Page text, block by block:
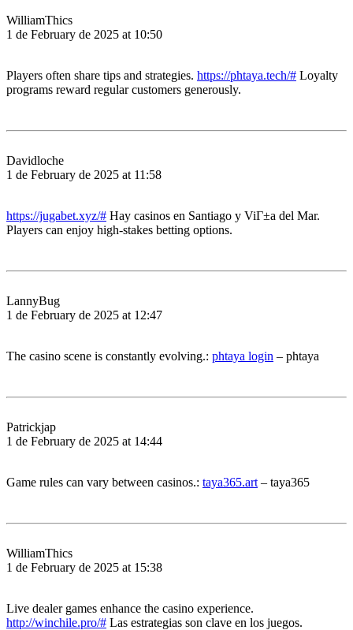
WilliamThics
1 de February de 2025 at 10:50
Players often share tips and strategies. https://phtaya.tech/# Loyalty
programs reward regular customers generously.
Davidloche
1 de February de 2025 at 11:58
https://jugabet.xyz/# Hay casinos en Santiago y ViГ±a del Mar.
Players can enjoy high-stakes betting options.
LannyBug
1 de February de 2025 at 12:47
The casino scene is constantly evolving.: phtaya login – phtaya
Patrickjap
1 de February de 2025 at 14:44
Game rules can vary between casinos.: taya365.art – taya365
WilliamThics
1 de February de 2025 at 15:38
Live dealer games enhance the casino experience.
http://winchile.pro/# Las estrategias son clave en los juegos.